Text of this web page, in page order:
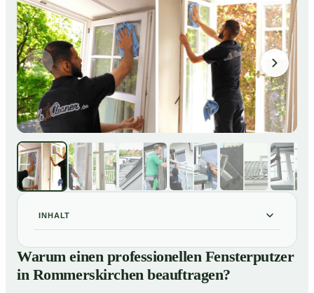
INHALT
Warum einen professionellen Fensterputzer in
Rommerskirchen beauftragen?
Warum einen professionellen Fensterputzer
in Rommerskirchen beauftragen?